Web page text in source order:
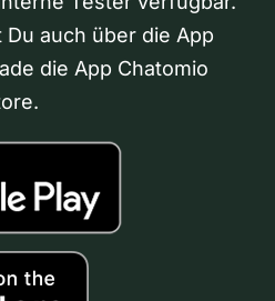
auch über die App
die App Chatomio